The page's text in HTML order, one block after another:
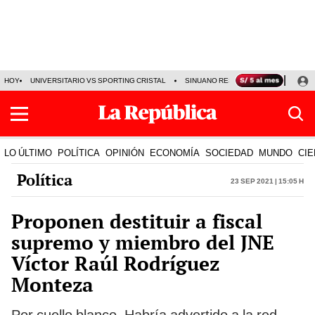
HOY UNIVERSITARIO VS SPORTING CRISTAL SINUANO RESULTADOS HOY
LO ÚLTIMO POLÍTICA OPINIÓN ECONOMÍA SOCIEDAD MUNDO
Política 23 Sep 2021 | 15:05 h
Proponen destituir a fiscal
supremo y miembro del JNE
Víctor Raúl Rodríguez
Monteza